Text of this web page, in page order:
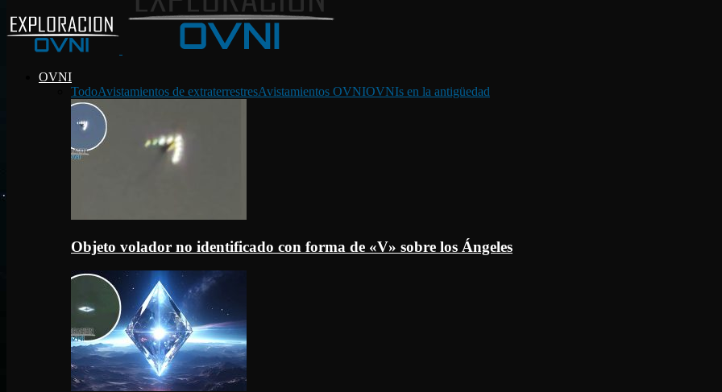
OVNI
TodoAvistamientos de extraterrestresAvistamientos OVNIOVNIs en la antigüedad
Objeto volador no identificado con forma de «V» sobre los Ángeles